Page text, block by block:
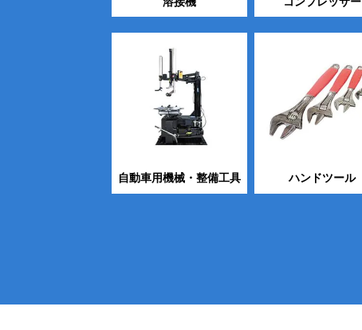
自動車用機械・整備工具 ハンドツール